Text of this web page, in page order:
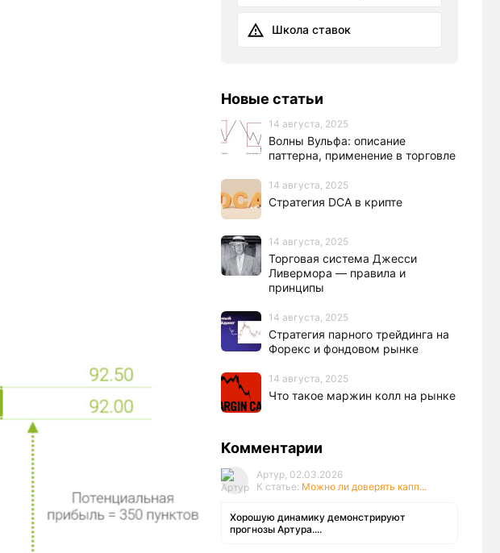
Школа ставок
Новые статьи
14 августа, 2025
Волны Вульфа: описание
паттерна, применение в торговле
14 августа, 2025
Стратегия DCA в крипте
14 августа, 2025
Торговая система Джесси
Ливермора — правила и
принципы
14 августа, 2025
Стратегия парного трейдинга на
Форекс и фондовом рынке
14 августа, 2025
Что такое маржин колл на рынке
Комментарии
Артур, 02.03.2026
К статье: Можно ли доверять капп...
Хорошую динамику демонстрируют
прогнозы Артура....